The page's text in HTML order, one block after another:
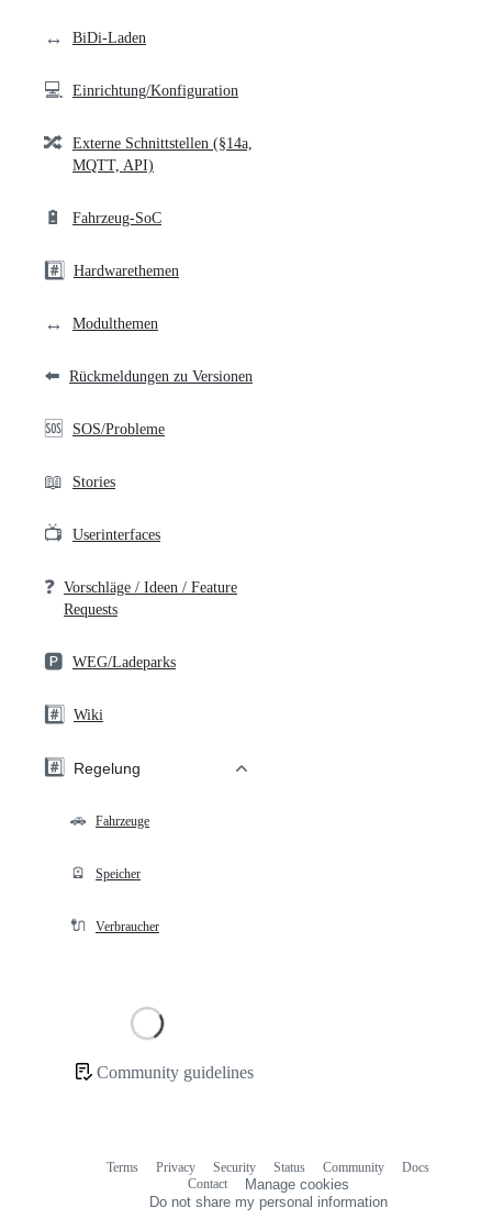
↔️ BiDi-Laden
💻 Einrichtung/Konfiguration
🔀 Externe Schnittstellen (§14a,
MQTT, API)
🔋 Fahrzeug-SoC
#️⃣ Hardwarethemen
↔️ Modulthemen
⬅️ Rückmeldungen zu Versionen
🆘 SOS/Probleme
📖 Stories
📺 Userinterfaces
❓ Vorschläge / Ideen / Feature
Requests
🅿️ WEG/Ladeparks
#️⃣ Wiki
#️⃣ Regelung
🚗 Fahrzeuge
🪫 Speicher
🔌 Verbraucher
Community guidelines
Terms Privacy Security Status Community
Docs
Contact
Manage cookies
Do not share my personal information